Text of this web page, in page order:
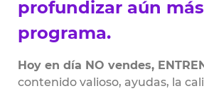
profundizar aún
programa.
Hoy en día NO vendes,
contenido valioso, ayudas, la